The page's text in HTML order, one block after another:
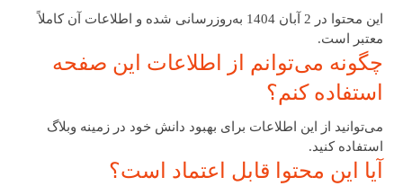
این محتوا در 2 آبان 1404 به‌روزرسانی شده و اطلاعات آن کاملاً
معتبر است.
چگونه می‌توانم از اطلاعات این صفحه
استفاده کنم؟
می‌توانید از این اطلاعات برای بهبود دانش خود در زمینه وبلاگ
استفاده کنید.
آیا این محتوا قابل اعتماد است؟